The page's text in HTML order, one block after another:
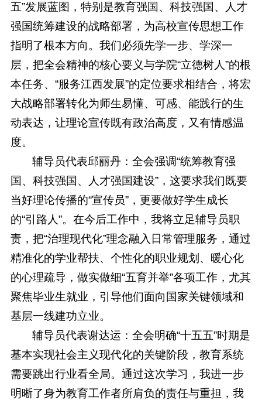
五”发展蓝图，特别是教育强国、科技强国、人才
强国统筹建设的战略部署，为高校宣传思想工作
指明了根本方向。我们必须先学一步、学深一
层，把全会精神的核心要义与学院“立德树人”的根
本任务、“服务江西发展”的定位要求相结合，将宏
大战略部署转化为师生易懂、可感、能践行的生
动表达，让理论宣传既有政治高度，又有情感温
度。
辅导员代表邱丽丹：全会强调“统筹教育强
国、科技强国、人才强国建设”，这要求我们既要
当好理论传播的“宣传员”，更要做好学生成长
的“引路人”。在今后工作中，我将立足辅导员职
责，把“治理现代化”理念融入日常管理服务，通过
精准化的学业帮扶、个性化的职业规划、暖心化
的心理疏导，做实做细“五育并举”各项工作，尤其
聚焦毕业生就业，引导他们面向国家关键领域和
基层一线建功立业。
辅导员代表谢达运：全会明确“十五五”时期是
基本实现社会主义现代化的关键阶段，教育系统
需要跳出行业看全局。通过这次学习，我进一步
明晰了身为教育工作者所肩负的责任与重担，我